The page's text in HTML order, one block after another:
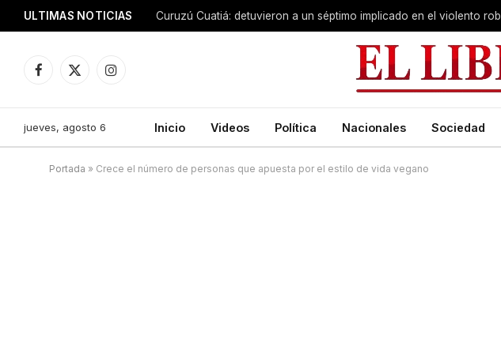
ULTIMAS NOTICIAS
Facebook
X
Instagram
jueves, agosto 6 Inicio Videos Política Nacionales Sociedad
Portada » Crece el número de personas que apuesta por el estilo de vida vegano